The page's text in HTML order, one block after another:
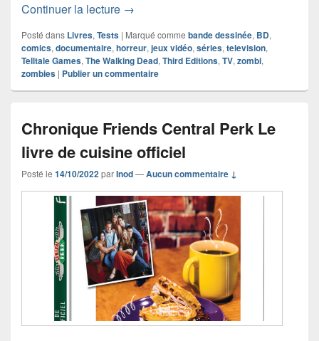
Continuer la lecture Chronique livre documentaire Les
→
Posté dans Livres, Tests | Marqué comme bande dessinée, BD,
comics, documentaire, horreur, jeux vidéo, séries, television,
Telltale Games, The Walking Dead, Third Editions, TV, zombi,
zombies | Publier un commentaire
Chronique Friends Central Perk Le
livre de cuisine officiel
Posté le 14/10/2022parInod—Aucun commentaire ↓